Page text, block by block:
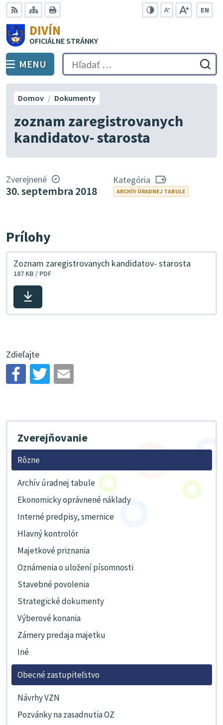
Preskočiť
na
obsah
RSS Mapa
EN
DIVÍN
OFICIÁLNE STRÁNKY
PREPNÚŤ
MENU Hľadať:
zoznam zaregistrovanych
kandidatov- starosta
Domov Dokumenty
Zverejnené
30. septembra 2018
Kategória
ARCHÍV ÚRADNEJ TABULE
Prílohy
Stiahnuť
súbor
Zoznam zaregistrovanych kandidatov- starosta
187 KB / PDF
Zdieľajte
Zverejňovanie
Rôzne
Archív úradnej tabule
Ekonomicky oprávnené náklady
Interné predpisy, smernice
Hlavný kontrolór
Majetkové priznania
Oznámenia o uložení písomnosti
Stavebné povolenia
Strategické dokumenty
Výberové konania
Zámery predaja majetku
Iné
Obecné zastupiteľstvo
Návrhy VZN
Pozvánky na zasadnutia OZ